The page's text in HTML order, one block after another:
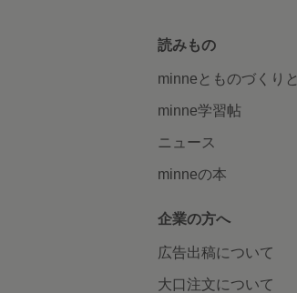
読みもの
minneとものづくりと
minne学習帖
ニュース
minneの本
企業の方へ
広告出稿について
大口注文について